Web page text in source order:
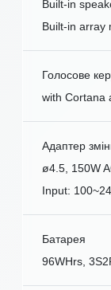
Built-in
Built-in array
Голосове
with Cortana
Адаптер
ø4.5, 150W
Input:
Батарея
96WHrs,